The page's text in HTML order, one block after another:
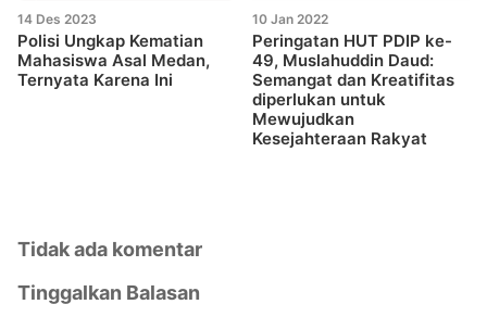
14 Des 2023
Polisi Ungkap Kematian
Mahasiswa Asal Medan,
Ternyata Karena Ini
10 Jan 2022
Peringatan HUT PDIP ke-
49, Muslahuddin Daud:
Semangat dan Kreatifitas
diperlukan untuk
Mewujudkan
Kesejahteraan Rakyat
Tidak ada komentar
Tinggalkan Balasan